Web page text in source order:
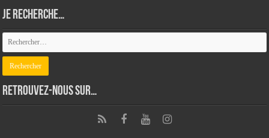
Je recherche…
Retrouvez-nous sur…